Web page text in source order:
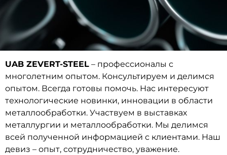
UAB ZEVERT-STEEL – профессионалы с
многолетним опытом. Консультируем и делимся
опытом. Всегда готовы помочь. Нас интересуют
технологические новинки, инновации в области
металлообработки. Участвуем в выставках
металлургии и металлообработки. Мы делимся
всей полученной информацией с клиентами. Наш
девиз – опыт, сотрудничество, уважение.